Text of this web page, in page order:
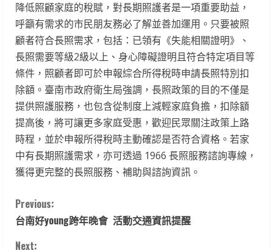
降低照顧家庭的稅賦，對長期照護者是一項重要助益，
呼籲有需求的市民朋友務必了解並善加運用。只要被照
顧者符合長照需求，包括：已領有《失能相關證明》、
長照需要等級2級以上、身心障礙證明且符合特定項目等
條件，照顧者即可於申報綜合所得稅時申請長照特別扣
除額。臺南市政府衛生局強調，長照政策的目的不僅是
提供照護服務，也包含從制度上減輕家庭負擔，扣除額
提高後，將可讓更多家庭受惠，歡迎民眾關注政策上路
時程，並於申報所得稅時主動確認是否符合資格。若家
中有長期照護需求，亦可透過 1966 長照服務諮詢專線，
獲得更完整的長照服務、補助與諮詢資訊。
C
o
Previous:
台南好young跨年晚會 活動交通資訊提醒
Next: